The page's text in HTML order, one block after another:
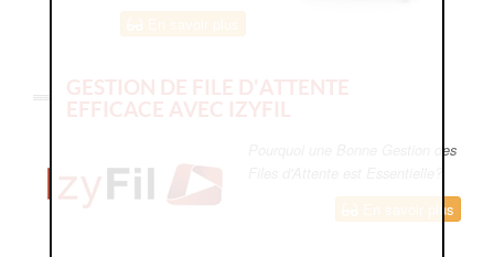
GESTION DE FILE D'ATTENTE
EFFICACE AVEC IZYFIL
Pourquoi une Bonne Gestion des
En savoir plus